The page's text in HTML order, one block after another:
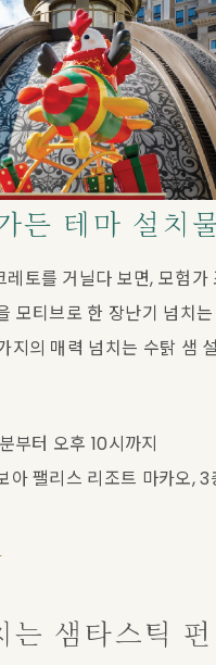
든 테마 설치
레토를 거닐다 보면, 모험가
모티브로 한 장난기 넘치
지의 매력 넘치는 수탉 샘
부터 오후 10시까지
아 팰리스 리조트 마카오, 3
는 샘타스틱 펀